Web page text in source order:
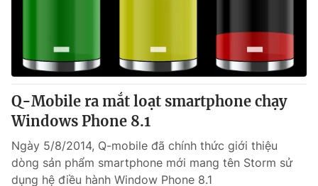
Q-Mobile ra mắt loạt smartphone chạy
Windows Phone 8.1
Ngày 5/8/2014, Q-mobile đã chính thức giới thiệu
dòng sản phẩm smartphone mới mang tên Storm sử
dụng hệ điều hành Window Phone 8.1